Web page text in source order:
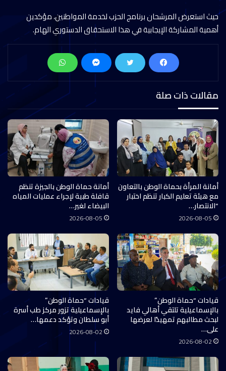
حيث استعرض المرشحان برنامج الحزب لخدمة المواطنين، مؤكدين
أهمية المشاركة الإيجابية في هذا الاستحقاق الدستوري الهام.
مقالات ذات صلة
أمانة المرأة بحماة الوطن بالتعاون
مع هيئة تعليم الكبار تنظم اختبار
“الانتصار…
2026-08-05
أمانة حماة الوطن بالجيزة تنظم
قافلة طبية لإجراء عمليات المياه
البيضاء لغير…
2026-08-05
قيادات “حماة الوطن”
بالإسماعيلية تلتقي أهالي فايد
لبحث مطالبهم تمهيدًا لعرضها
على…
2026-08-02
قيادات “حماة الوطن”
بالإسماعيلية تزور مركز طب أسرة
أبو سلطان وتؤكد دعمها…
2026-08-02